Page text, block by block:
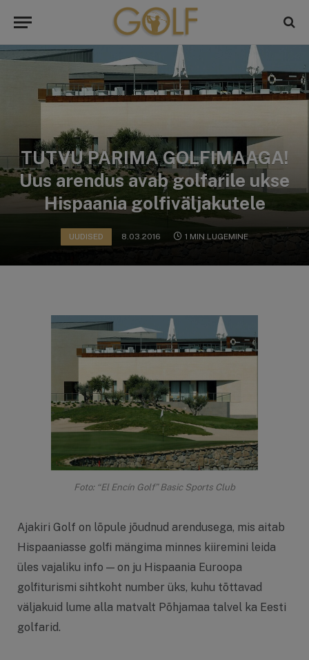
TUTVU PARIMA GOLFIMAAGA!
Uus arendus avab golfarile ukse
Hispaania golfiväljakutele
UUDISED 8.03.2016 1 MIN LUGEMINE
Foto: “El Encín Golf” Basic Sports Club
Ajakiri Golf on lõpule jõudnud arendusega, mis aitab
Hispaaniasse golfi mängima minnes kiiremini leida
üles vajaliku info — on ju Hispaania Euroopa
golfiturismi sihtkoht number üks, kuhu tõttavad
väljakuid lume alla matvalt Põhjamaa talvel ka Eesti
golfarid.